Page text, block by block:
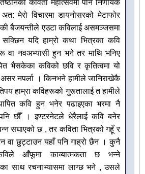
कविता महोत्सवमा पनि निर्णायक
मेरो विचारमा डायनोसरको मेटाफोर
बैजयन्तीले एउटा कविलाई असमञ्जसमा
सक्छिन यदि हाम्रो कथा भित्रका कवि
वा नवअभ्यासी हुन भने तर माथि भनिए
भैसकेका कविको छवि र कृतित्वमा यो
नपर्ला । किनभने हामीले जानिराखेकै
हाम्रा कविहरूको गुरूतालाई त हामीले
कवि हुन भनेर पढाइएका भरमा नै
छौँ । इण्टरनेटले धेरैलाई कवि बनेर
सघाएको छ , तर कविता भित्रको गहूँ र
वा छुट्टाउन यहाँ पनि गाह्रो छैन । कुनै
आँफूमा काव्यात्मकता छ भन्ने
साथ रचनाभ्यासमा लाग्छ भने , उसले